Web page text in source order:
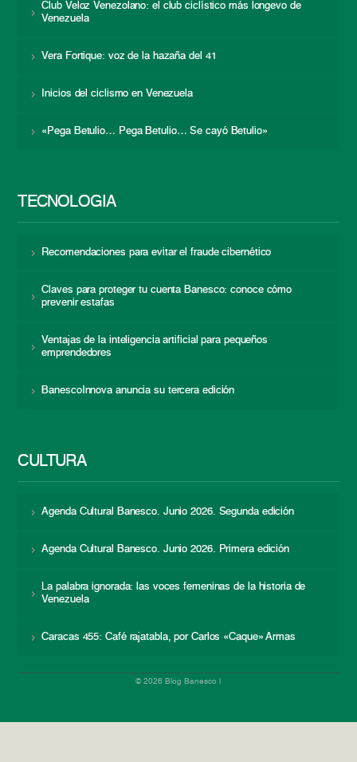
Club Veloz Venezolano: el club ciclístico más longevo de
Venezuela
Vera Fortique: voz de la hazaña del 41
Inicios del ciclismo en Venezuela
«Pega Betulio… Pega Betulio… Se cayó Betulio»
TECNOLOGÍA
Recomendaciones para evitar el fraude cibernético
Claves para proteger tu cuenta Banesco: conoce cómo
prevenir estafas
Ventajas de la inteligencia artificial para pequeños
emprendedores
BanescoInnova anuncia su tercera edición
CULTURA
Agenda Cultural Banesco. Junio 2026. Segunda edición
Agenda Cultural Banesco. Junio 2026. Primera edición
La palabra ignorada: las voces femeninas de la historia de
Venezuela
Caracas 455: Café rajatabla, por Carlos «Caque» Armas
© 2026 Blog Banesco |